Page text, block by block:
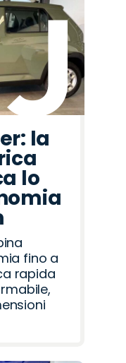
la
lo
fino a
rapida